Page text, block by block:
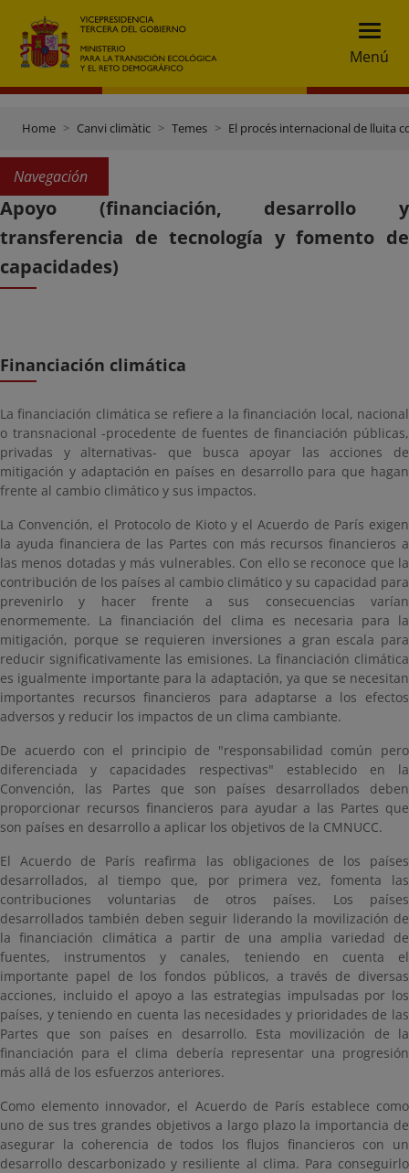
Menú
Home Canvi climàtic Temes El procés internacional de lluita
Navegación
Apoyo (financiación, desarrollo y
transferencia de tecnología y fomento de
capacidades)
Financiación climática
La financiación climática se refiere a la financiación local, nacional
o transnacional -procedente de fuentes de financiación públicas,
privadas y alternativas- que busca apoyar las acciones de
mitigación y adaptación en países en desarrollo para que hagan
frente al cambio climático y sus impactos.
La Convención, el Protocolo de Kioto y el Acuerdo de París exigen
la ayuda financiera de las Partes con más recursos financieros a
las menos dotadas y más vulnerables. Con ello se reconoce que la
contribución de los países al cambio climático y su capacidad para
prevenirlo y hacer frente a sus consecuencias varían
enormemente. La financiación del clima es necesaria para la
mitigación, porque se requieren inversiones a gran escala para
reducir significativamente las emisiones. La financiación climática
es igualmente importante para la adaptación, ya que se necesitan
importantes recursos financieros para adaptarse a los efectos
adversos y reducir los impactos de un clima cambiante.
De acuerdo con el principio de "responsabilidad común pero
diferenciada y capacidades respectivas" establecido en la
Convención, las Partes que son países desarrollados deben
proporcionar recursos financieros para ayudar a las Partes que
son países en desarrollo a aplicar los objetivos de la CMNUCC.
El Acuerdo de París reafirma las obligaciones de los países
desarrollados, al tiempo que, por primera vez, fomenta las
contribuciones voluntarias de otros países. Los países
desarrollados también deben seguir liderando la movilización de
la financiación climática a partir de una amplia variedad de
fuentes, instrumentos y canales, teniendo en cuenta el
importante papel de los fondos públicos, a través de diversas
acciones, incluido el apoyo a las estrategias impulsadas por los
países, y teniendo en cuenta las necesidades y prioridades de las
Partes que son países en desarrollo. Esta movilización de la
financiación para el clima debería representar una progresión
más allá de los esfuerzos anteriores.
Como elemento innovador, el Acuerdo de París establece como
uno de sus tres grandes objetivos a largo plazo la importancia de
asegurar la coherencia de todos los flujos financieros con un
desarrollo descarbonizado y resiliente al clima. Para conseguirlo